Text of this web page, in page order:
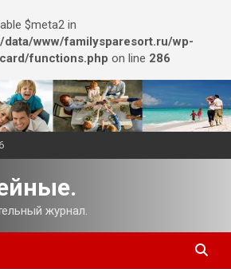
$meta2 in
www/familysparesort.ru/wp-
functions.php on line 286
журнал.